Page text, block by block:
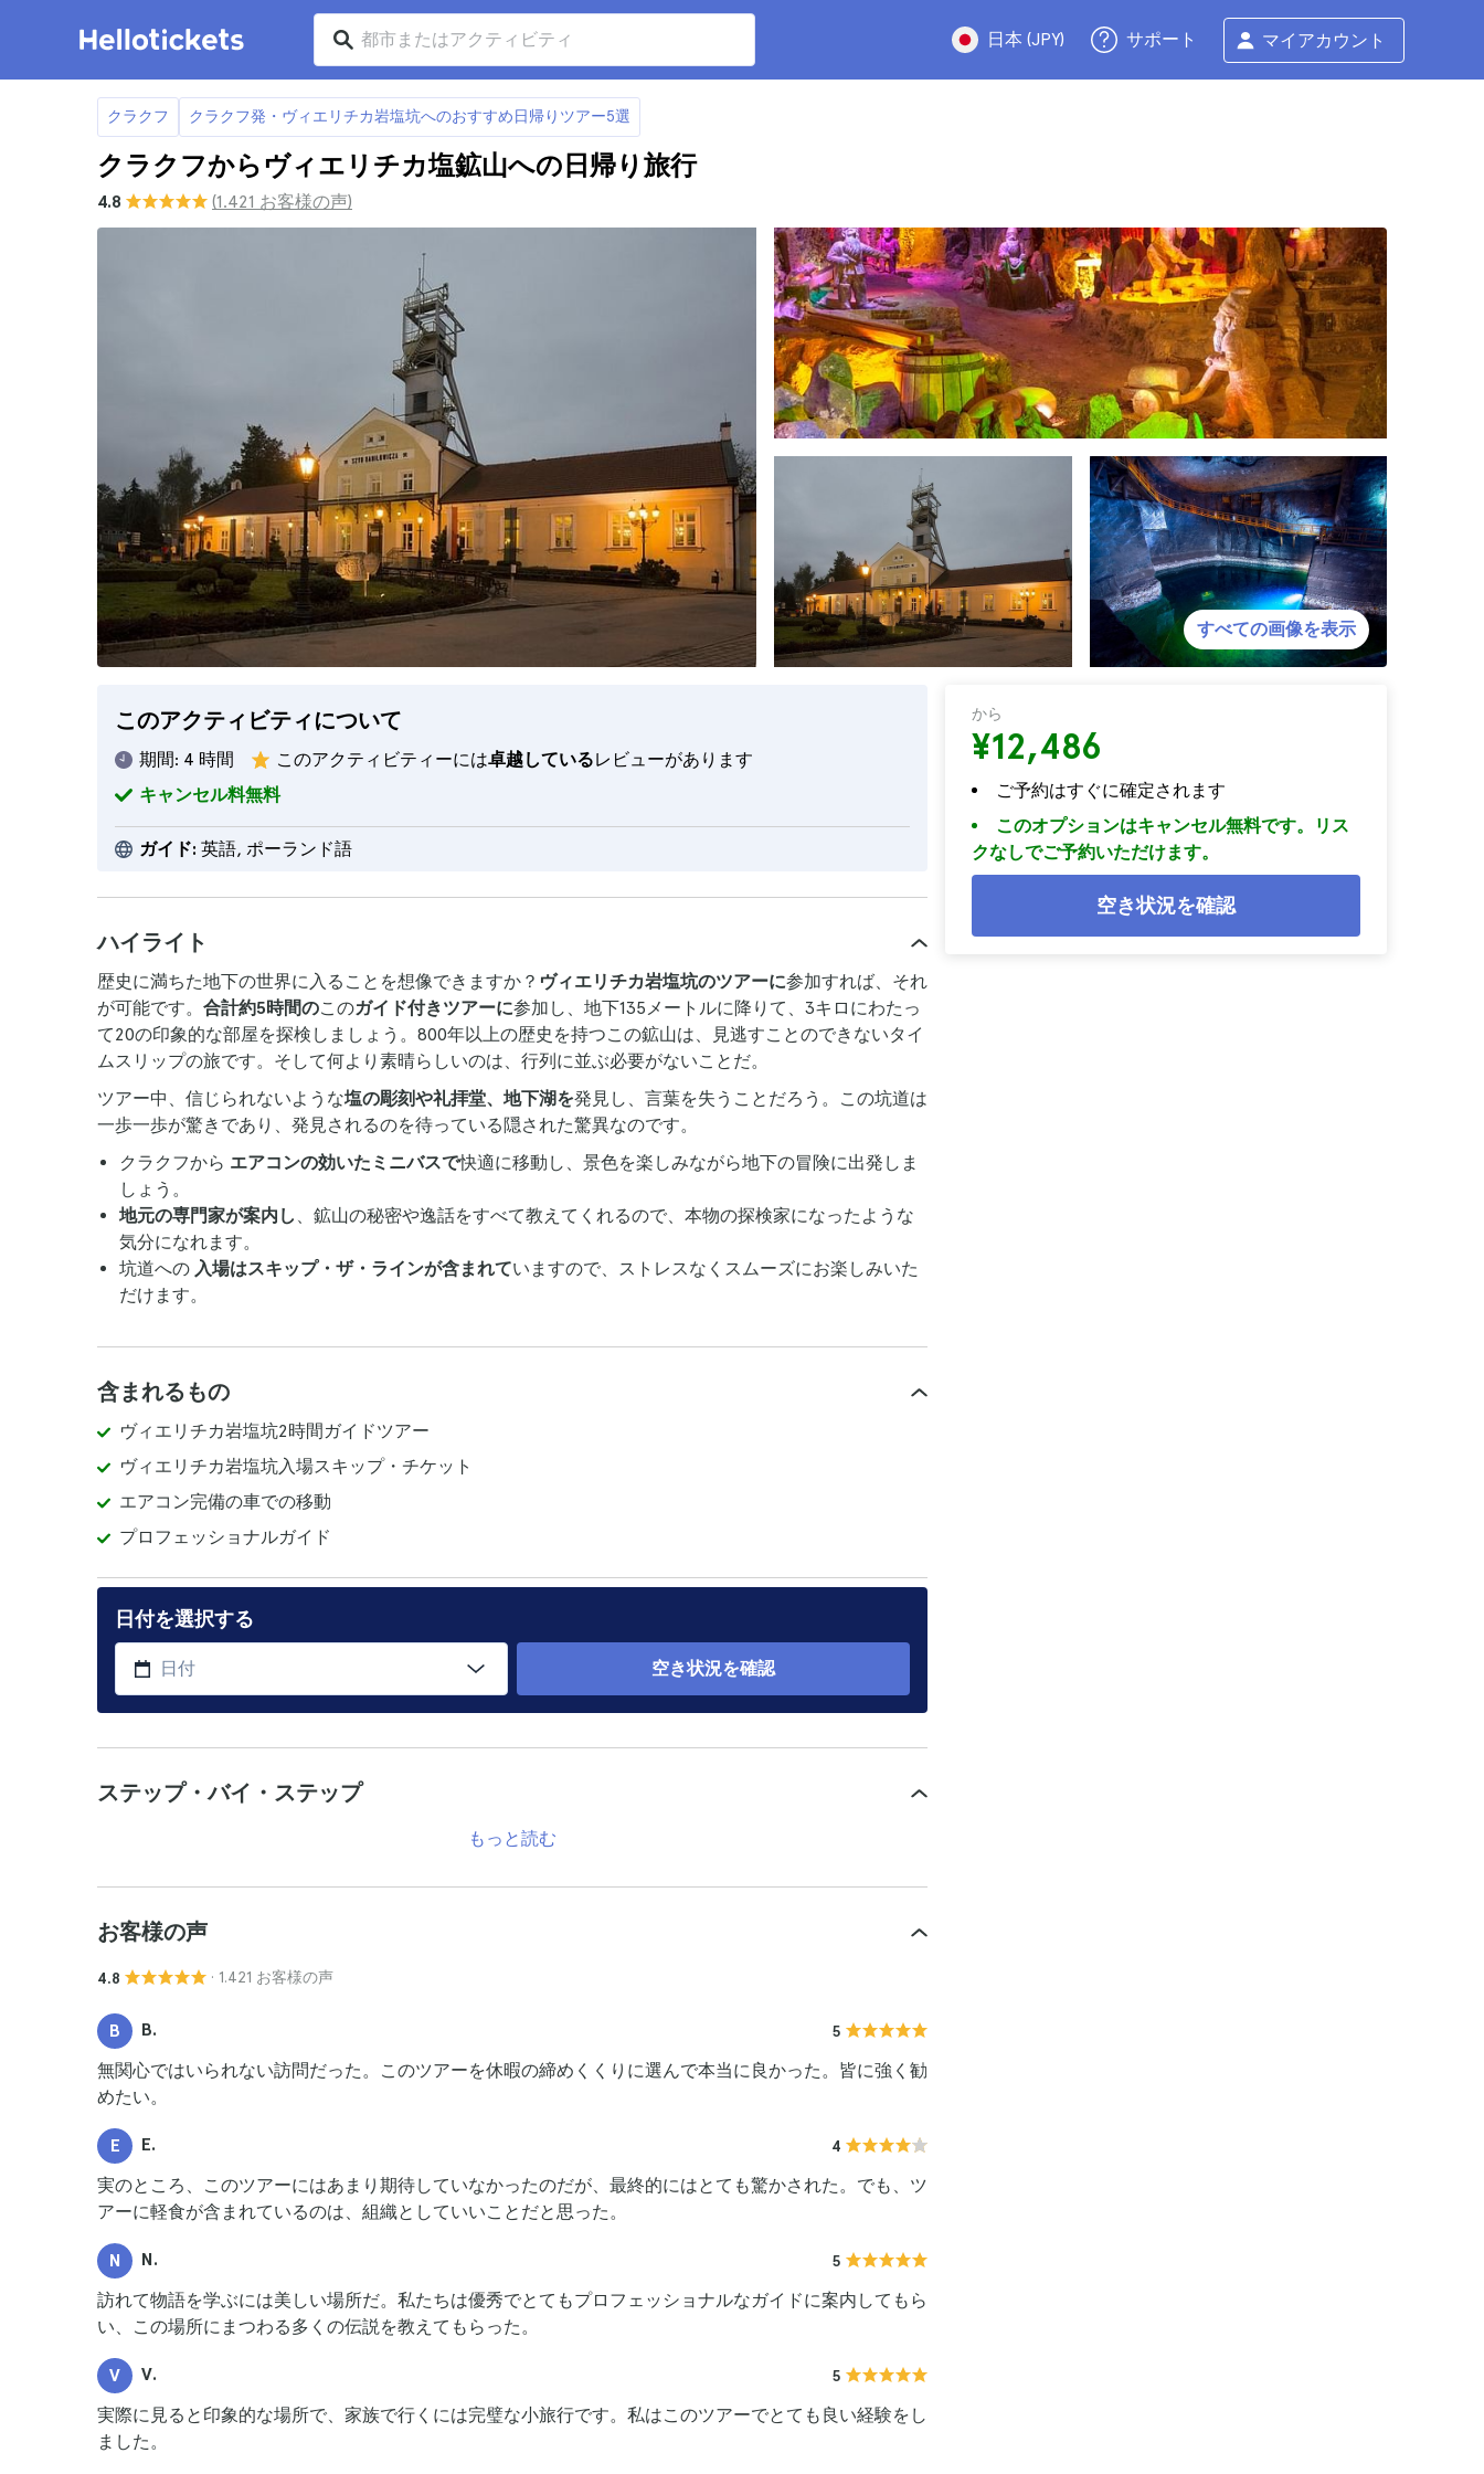
日本 (JPY) サポート マイアカウント
クラクフ クラクフ発・ヴィエリチカ岩塩坑へのおすすめ日帰りツアー5選
クラクフからヴィエリチカ塩鉱山への日帰り旅行
4.8 (1.421 お客様の声)
このアクティビティについて
期間: 4 時間 このアクティビティーには卓越しているレビューがあります
キャンセル料無料
ガイド: 英語, ポーランド語
から
¥12,486
ご予約はすぐに確定されます
このオプションはキャンセル無料です。リス
クなしでご予約いただけます。
空き状況を確認
すべての画像を表示
ハイライト
歴史に満ちた地下の世界に入ることを想像できますか？ ヴィエリチカ岩塩坑のツアーに参加すれば、それ
が可能です。 合計約5時間のこのガイド付きツアーに参加し、地下135メートルに降りて、3キロにわたっ
て20の印象的な部屋を探検しましょう。800年以上の歴史を持つこの鉱山は、見逃すことのできないタイ
ムスリップの旅です。そして何より素晴らしいのは、行列に並ぶ必要がないことだ。
ツアー中、信じられないような塩の彫刻や礼拝堂、地下湖を発見し、言葉を失うことだろう。この坑道は
一歩一歩が驚きであり、発見されるのを待っている隠された驚異なのです。
クラクフから エアコンの効いたミニバスで快適に移動し、景色を楽しみながら地下の冒険に出発しま
しょう。
地元の専門家が案内し 、鉱山の秘密や逸話をすべて教えてくれるので、本物の探検家になったような
気分になれます。
坑道への 入場はスキップ・ザ・ラインが含まれていますので、ストレスなくスムーズにお楽しみいた
だけます。
含まれるもの
ヴィエリチカ岩塩坑2時間ガイドツアー
ヴィエリチカ岩塩坑入場スキップ・チケット
エアコン完備の車での移動
プロフェッショナルガイド
日付を選択する
空き状況を確認
ステップ・バイ・ステップ
もっと読む
お客様の声
4.8 · 1.421 お客様の声
B B. 5
無関心ではいられない訪問だった。このツアーを休暇の締めくくりに選んで本当に良かった。皆に強く勧
めたい。
E E. 4
実のところ、このツアーにはあまり期待していなかったのだが、最終的にはとても驚かされた。でも、ツ
アーに軽食が含まれているのは、組織としていいことだと思った。
N N. 5
訪れて物語を学ぶには美しい場所だ。私たちは優秀でとてもプロフェッショナルなガイドに案内してもら
い、この場所にまつわる多くの伝説を教えてもらった。
V V. 5
実際に見ると印象的な場所で、家族で行くには完璧な小旅行です。私はこのツアーでとても良い経験をし
ました。